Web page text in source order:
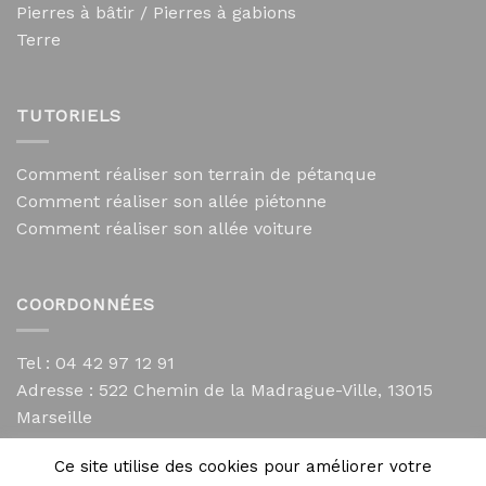
Pierres à bâtir / Pierres à gabions
Terre
TUTORIELS
Comment réaliser son terrain de pétanque
Comment réaliser son allée piétonne
Comment réaliser son allée voiture
COORDONNÉES
Tel : 04 42 97 12 91
Adresse : 522 Chemin de la Madrague-Ville, 13015
Marseille
contact@mycailloux.com
Mentions légales
Ce site utilise des cookies pour améliorer votre